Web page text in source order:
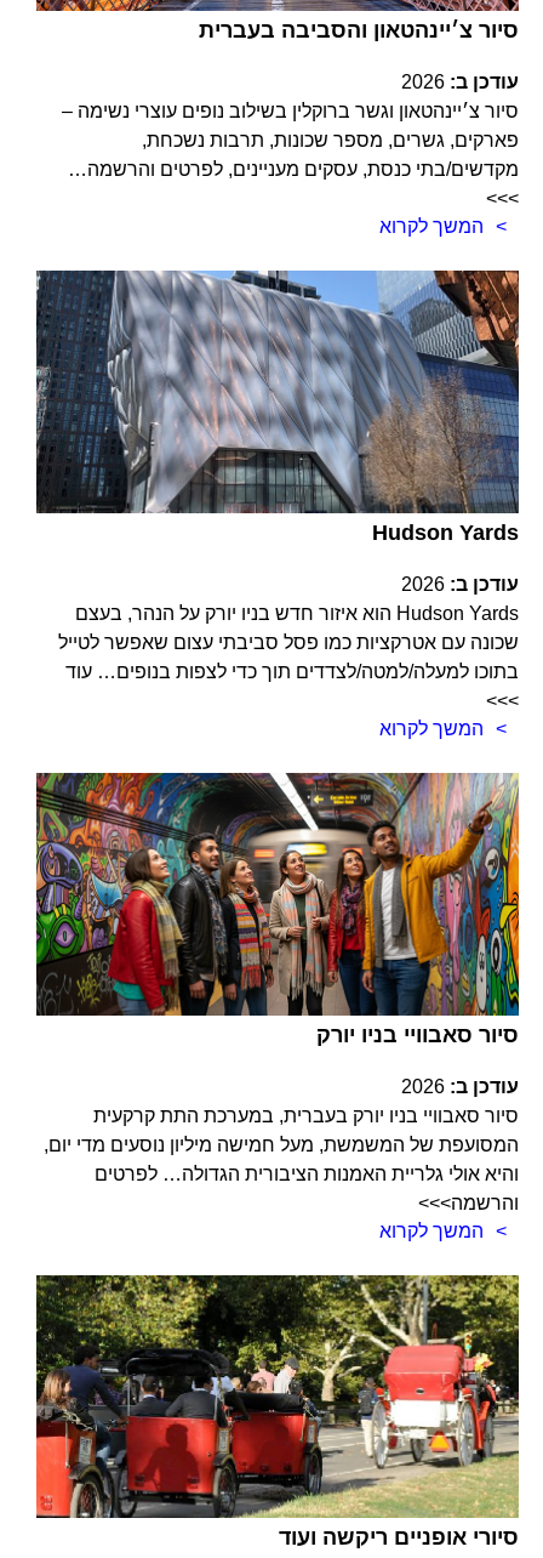
סיור צ׳יינהטאון והסביבה בעברית
עודכן ב: 2026
סיור צ׳יינהטאון וגשר ברוקלין בשילוב נופים עוצרי נשימה –
פארקים, גשרים, מספר שכונות, תרבות נשכחת,
מקדשים/בתי כנסת, עסקים מעניינים, לפרטים והרשמה…
>>>
המשך לקרוא
Hudson Yards
עודכן ב: 2026
Hudson Yards הוא איזור חדש בניו יורק על הנהר, בעצם
שכונה עם אטרקציות כמו פסל סביבתי עצום שאפשר לטייל
בתוכו למעלה/למטה/לצדדים תוך כדי לצפות בנופים… עוד
>>>
המשך לקרוא
סיור סאבוויי בניו יורק
עודכן ב: 2026
סיור סאבוויי בניו יורק בעברית, במערכת התת קרקעית
המסועפת של המשמשת, מעל חמישה מיליון נוסעים מדי יום,
והיא אולי גלריית האמנות הציבורית הגדולה… לפרטים
והרשמה>>>
המשך לקרוא
סיורי אופניים ריקשה ועוד